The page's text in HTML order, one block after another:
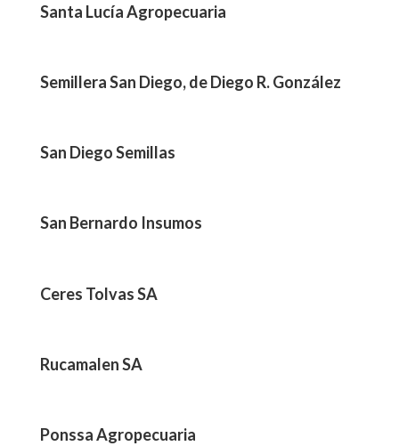
Santa Lucía Agropecuaria
Semillera San Diego, de Diego R. González
San Diego Semillas
San Bernardo Insumos
Ceres Tolvas SA
Rucamalen SA
Ponssa Agropecuaria